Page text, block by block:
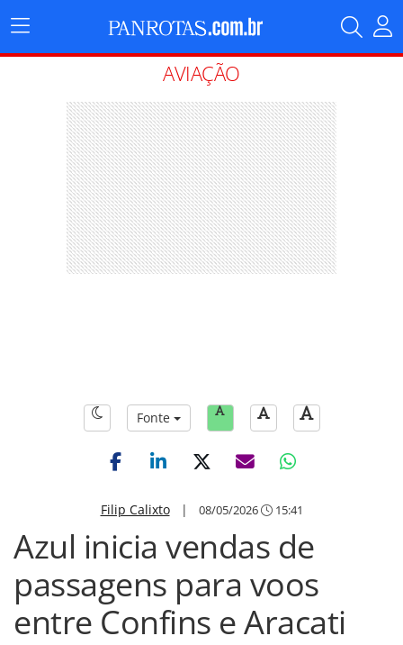
Menu
Principal
AVIAÇÃO
Fonte
Filip Calixto| 08/05/2026 15:41
Azul inicia vendas de
passagens para voos
entre Confins e Aracati